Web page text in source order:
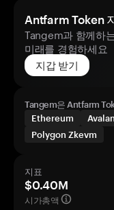
Antfarm Token
Tangem과 함께하
미래를 경험하세요
지갑 받기
Tangem은 Antfarm
Ethereum
Polygon Zkevm
지표
$0.40M
시가총액